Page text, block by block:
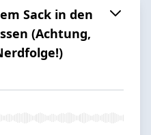
Sack in den
(Achtung,